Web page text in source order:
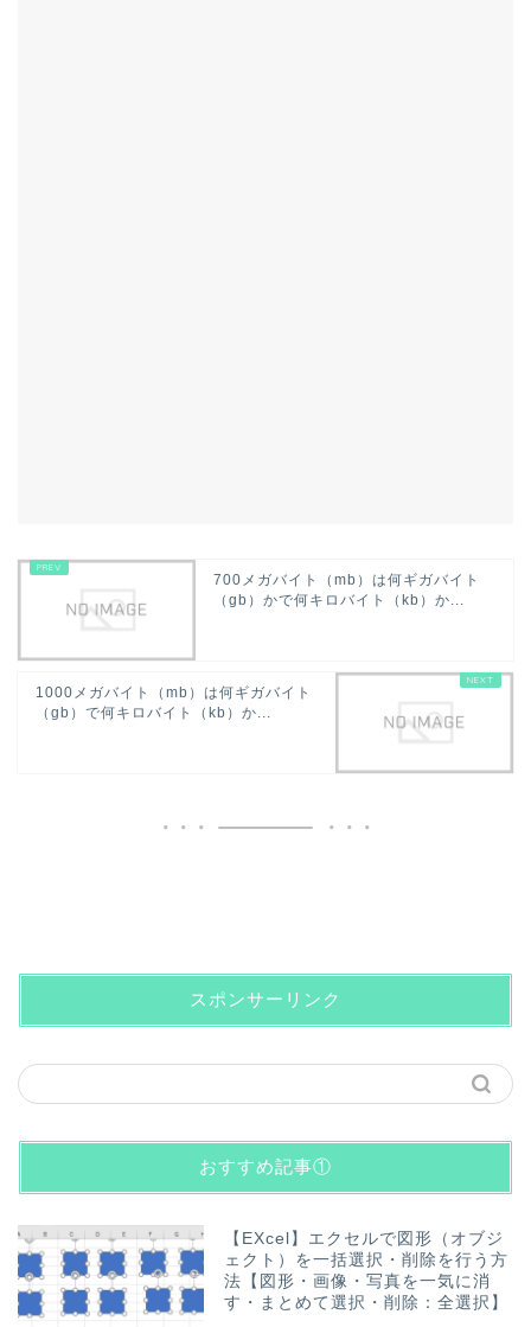
700メガバイト（mb）は何ギガバイト
（gb）かで何キロバイト（kb）か...
1000メガバイト（mb）は何ギガバイト
（gb）で何キロバイト（kb）か...
スポンサーリンク
おすすめ記事①
【EXcel】エクセルで図形（オブジ
ェクト）を一括選択・削除を行う方
法【図形・画像・写真を一気に消
す・まとめて選択・削除：全選択】